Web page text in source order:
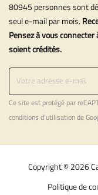
80945 personnes sont
seul e-mail par mois.
Pensez à vous
soient crédités.
Ce site est protégé par
conditions d'utilisationde
Copyright © 2026
Politique de